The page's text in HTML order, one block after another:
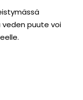
puute voi